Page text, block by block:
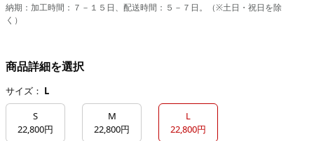
納期：加工時間：７－１５日、配送時間：５－７日。（※土日・祝日を除
く）
商品詳細を選択
サイズ： L
S
22,800円
M
22,800円
L
22,800円